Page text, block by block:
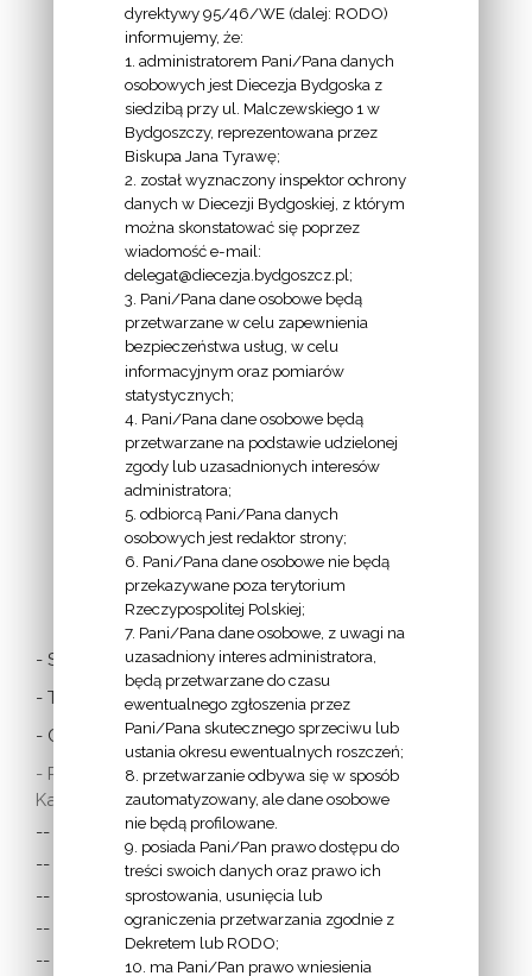
INFORMACJE
Z
EKAI.PL:
INFORMACJE
EPISKOPATU
POLSKI:
LINKI
- Stolica Apostolska
- Twitter Papieża
- Czytania z dnia
- Polska Misja
Katolicka:
-- w Austrii
-- w Anglii i Walii
-- w Irlandii
-- we Francji
-- w Niemczech
dyrektywy 95/46/WE (dalej: RODO)
informujemy, że:
1. administratorem Pani/Pana danych
osobowych jest Diecezja Bydgoska z
siedzibą przy ul. Malczewskiego 1 w
Bydgoszczy, reprezentowana przez
Biskupa Jana Tyrawę;
2. został wyznaczony inspektor ochrony
danych w Diecezji Bydgoskiej, z którym
można skonstatować się poprzez
wiadomość e-mail:
delegat@diecezja.bydgoszcz.pl;
3. Pani/Pana dane osobowe będą
przetwarzane w celu zapewnienia
bezpieczeństwa usług, w celu
informacyjnym oraz pomiarów
statystycznych;
4. Pani/Pana dane osobowe będą
przetwarzane na podstawie udzielonej
zgody lub uzasadnionych interesów
administratora;
5. odbiorcą Pani/Pana danych
osobowych jest redaktor strony;
6. Pani/Pana dane osobowe nie będą
przekazywane poza terytorium
Rzeczypospolitej Polskiej;
7. Pani/Pana dane osobowe, z uwagi na
uzasadniony interes administratora,
będą przetwarzane do czasu
ewentualnego zgłoszenia przez
Pani/Pana skutecznego sprzeciwu lub
ustania okresu ewentualnych roszczeń;
8. przetwarzanie odbywa się w sposób
zautomatyzowany, ale dane osobowe
nie będą profilowane.
9. posiada Pani/Pan prawo dostępu do
treści swoich danych oraz prawo ich
sprostowania, usunięcia lub
ograniczenia przetwarzania zgodnie z
Dekretem lub RODO;
10. ma Pani/Pan prawo wniesienia